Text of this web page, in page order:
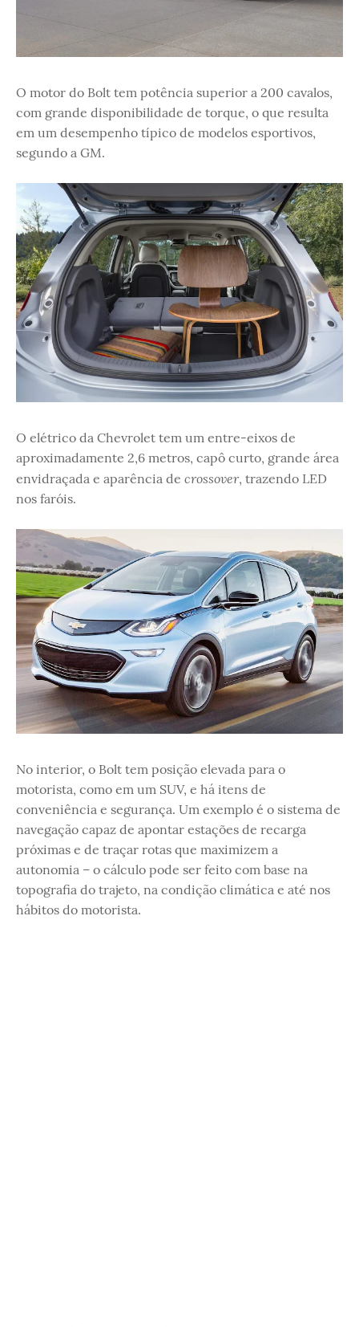
O motor do Bolt tem potência superior a 200 cavalos,
com grande disponibilidade de torque, o que resulta
em um desempenho típico de modelos esportivos,
segundo a GM.
O elétrico da Chevrolet tem um entre-eixos de
aproximadamente 2,6 metros, capô curto, grande área
envidraçada e aparência de crossover, trazendo LED
nos faróis.
No interior, o Bolt tem posição elevada para o
motorista, como em um SUV, e há itens de
conveniência e segurança. Um exemplo é o sistema de
navegação capaz de apontar estações de recarga
próximas e de traçar rotas que maximizem a
autonomia – o cálculo pode ser feito com base na
topografia do trajeto, na condição climática e até nos
hábitos do motorista.